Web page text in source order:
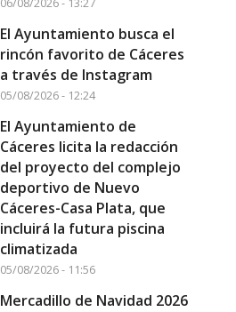
06/08/2026 - 13:27
El Ayuntamiento busca el
rincón favorito de Cáceres
a través de Instagram
05/08/2026 - 12:24
El Ayuntamiento de
Cáceres licita la redacción
del proyecto del complejo
deportivo de Nuevo
Cáceres-Casa Plata, que
incluirá la futura piscina
climatizada
05/08/2026 - 11:56
Mercadillo de Navidad 2026